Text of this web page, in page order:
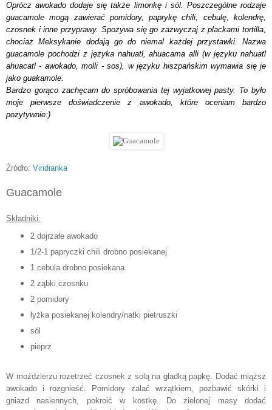
Oprócz awokado dodaje się także limonkę i sól. Poszczególne rodzaje
guacamole mogą zawierać pomidory, paprykę chili, cebulę, kolendrę,
czosnek i inne przyprawy. Spożywa się go zazwyczaj z plackami tortilla,
chociaż Meksykanie dodają go do niemal każdej przystawki. Nazwa
guacamole pochodzi z języka nahuatl, ahuacama alli (w języku nahuatl
ahuacatl - awokado, molli - sos), w języku hiszpańskim wymawia się je
jako guakamole.
Bardzo gorąco zachęcam do spróbowania tej wyjatkowej pasty. To było
moje pierwsze doświadczenie z awokado, które oceniam bardzo
pozytywnie:)
Źródło: Viridianka
Guacamole
Składniki:
2 dojrzałe awokado
1/2-1 papryczki chili drobno posiekanej
1 cebula drobno posiekana
2 ząbki czosnku
2 pomidory
łyżka posiekanej kolendry/natki pietruszki
sól
pieprz
W moździerzu rozetrzeć czosnek z solą na gładką papkę. Dodać miąższ
awokado i rozgnieść. Pomidory zalać wrzątkiem, pozbawić skórki i
gniazd nasiennych, pokroić w kostkę. Do zielonej masy dodać